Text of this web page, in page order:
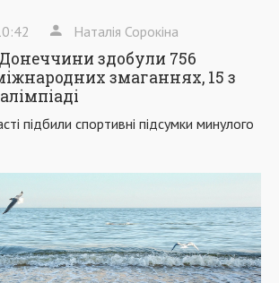
Наталія Сорокіна
здобули 756
змаганнях, 15 з
підбили спортивні підсумки минулого